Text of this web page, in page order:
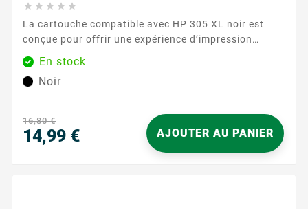
    
La cartouche compatible avec HP 305 XL noir est
conçue pour offrir une expérience d’impression
simple et sereine au quotidien. Elle s’intègre
parfaitement aux imprimantes HP utilisant la
référence 305 , pour des documents nets, des textes
format XL , vous profitez d’une autonomie
confortable tout...
En stock
Noir
16,80 €
14,99 € AJOUTER AU PANIER